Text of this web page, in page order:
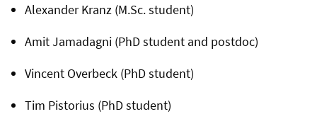
Alexander Kranz (M.Sc. student)
Amit Jamadagni (PhD student and postdoc)
Vincent Overbeck (PhD student)
Tim Pistorius (PhD student)